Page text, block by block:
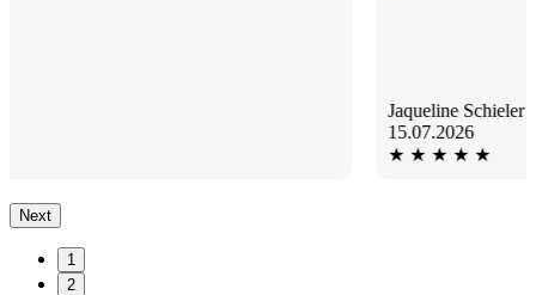
problematischen Situationen freundlich und Kundenorientiert.
Next
1
2